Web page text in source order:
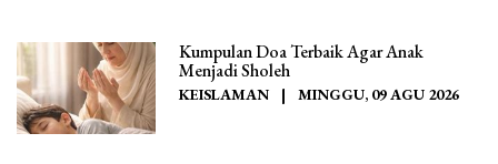
Kumpulan Doa Terbaik Agar Anak
Menjadi Sholeh
KEISLAMAN | MINGGU, 09 AGU 2026